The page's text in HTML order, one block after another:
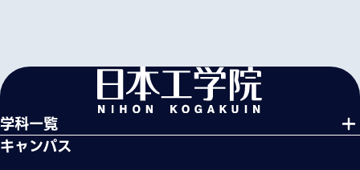
学科一覧
キャンパス